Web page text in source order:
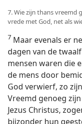
7. Wie zijn thans vreemd
vrede met God, net als
7 Maar evenals er
dagen van de
mensen waren die
de mens door
God verwierf, zo
Vreemd genoeg
Jezus Christus,
bijzonder hun